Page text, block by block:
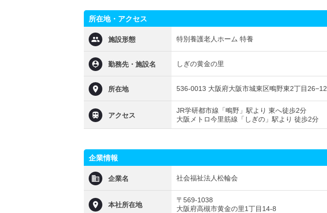
所在地・アクセス
施設形態 特別養護老人ホーム 特養
勤務先・施設名 しぎの黄金の里
所在地 536-0013 大阪府大阪市城東区鴫野東2丁目26−12
アクセス
JR学研都市線「鴫野」駅より 東へ徒歩2分
大阪メトロ今里筋線「しぎの」駅より 徒歩2分
企業情報
企業名 社会福祉法人松輪会
本社所在地
〒569-1038
大阪府高槻市黄金の里1丁目14-8